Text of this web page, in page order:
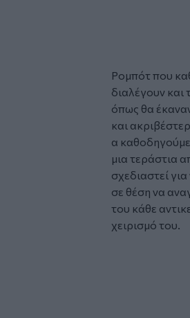
Ρομπότπου
διαλέγουν και
όπως θα
και
α
μια τεράστια
σχεδιαστεί
σε θέση να
του κάθε
χειρισμό του.